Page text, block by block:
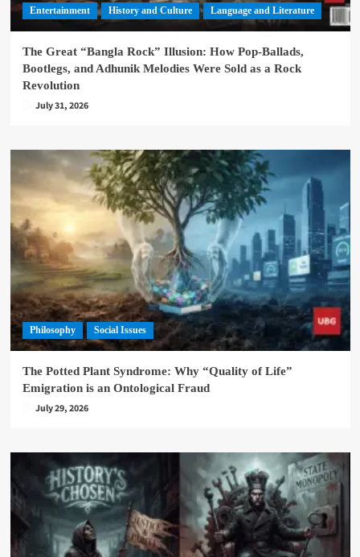
Entertainment History and Culture Language and Literature
The Great “Bangla Rock” Illusion: How Pop-Ballads,
Bootlegs, and Adhunik Melodies Were Sold as a Rock
Revolution
July 31, 2026
Philosophy Social Issues
The Potted Plant Syndrome: Why “Quality of Life”
Emigration is an Ontological Fraud
July 29, 2026